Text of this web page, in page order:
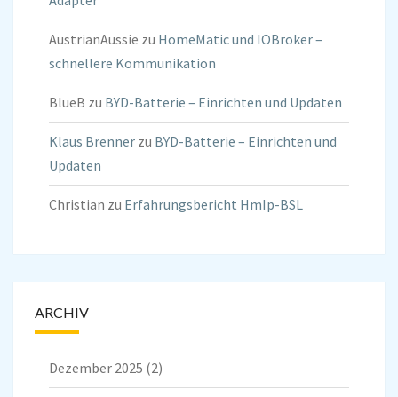
AustrianAussie zu HomeMatic und IOBroker –
schnellere Kommunikation
BlueB zu BYD-Batterie – Einrichten und Updaten
Klaus Brenner zu BYD-Batterie – Einrichten und
Updaten
Christian zu Erfahrungsbericht HmIp-BSL
ARCHIV
Dezember 2025 (2)